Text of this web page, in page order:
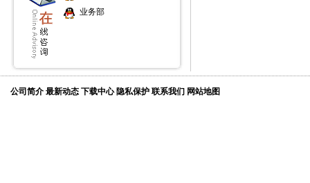
业务部
公司简介 最新动态 下载中心 隐私保护 联系我们 网站地图